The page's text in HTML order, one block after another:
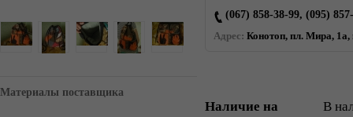
Материалы поставщика
(067) 858-38-99, (095)
Адрес: Конотоп, пл. Мира,
Наличие на
В